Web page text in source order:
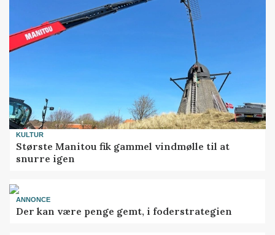
KULTUR
Største Manitou fik gammel vindmølle til at
snurre igen
ANNONCE
Der kan være penge gemt, i foderstrategien